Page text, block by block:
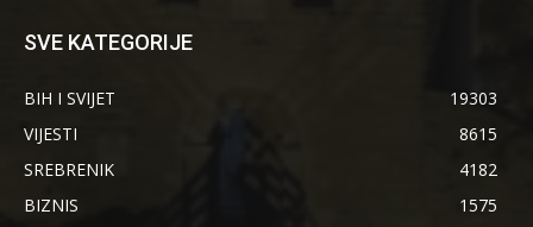
SVE KATEGORIJE
BIH I SVIJET
19303
VIJESTI
8615
SREBRENIK
4182
BIZNIS
1575